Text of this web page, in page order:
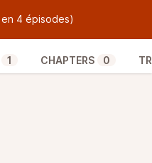
4 épisodes)
1 CHAPTERS 0